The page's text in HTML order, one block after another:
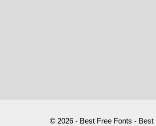
© 2026 - Best Free Fonts - Best